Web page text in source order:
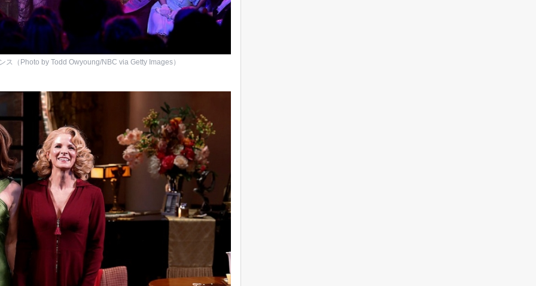
（Photo by Todd Owyoung/NBC via Getty Images）